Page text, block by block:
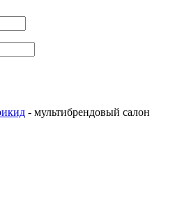
- мультибрендовый салон